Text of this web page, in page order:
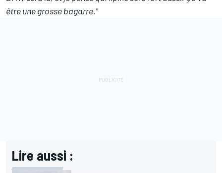
être une grosse bagarre."
Lire aussi :